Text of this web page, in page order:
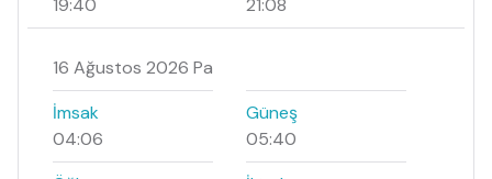
16 Ağustos 2026 Pa
İmsak
04:06
Güneş
05:40